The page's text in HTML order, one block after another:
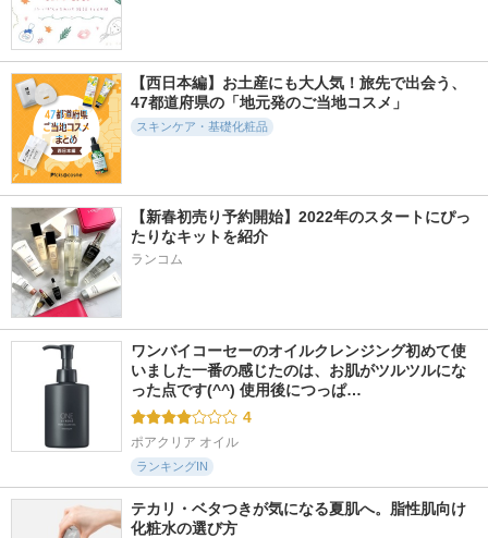
【西日本編】お土産にも大人気！旅先で出会う、
47都道府県の「地元発のご当地コスメ」
スキンケア・基礎化粧品
【新春初売り予約開始】2022年のスタートにぴっ
たりなキットを紹介
ランコム
ワンバイコーセーのオイルクレンジング初めて使
いました一番の感じたのは、お肌がツルツルにな
った点です(^^) 使用後につっぱ…
4
ポアクリア オイル
ランキングIN
テカリ・ベタつきが気になる夏肌へ。脂性肌向け
化粧水の選び方